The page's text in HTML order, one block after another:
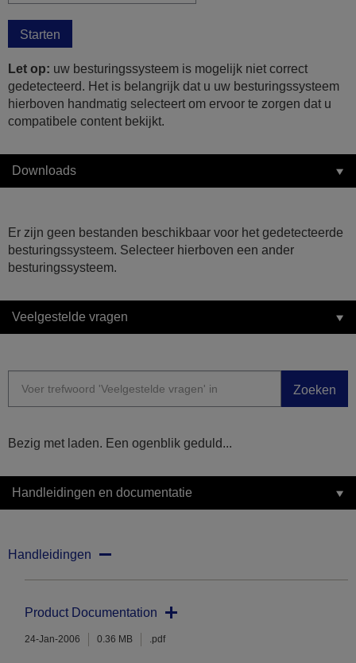
Starten
Let op: uw besturingssysteem is mogelijk niet correct
gedetecteerd. Het is belangrijk dat u uw besturingssysteem
hierboven handmatig selecteert om ervoor te zorgen dat u
compatibele content bekijkt.
Downloads
Er zijn geen bestanden beschikbaar voor het gedetecteerde
besturingssysteem. Selecteer hierboven een ander
besturingssysteem.
Veelgestelde vragen
Zoeken
Bezig met laden. Een ogenblik geduld...
Handleidingen en documentatie
Handleidingen
Product Documentation
24-Jan-2006 0.36 MB .pdf